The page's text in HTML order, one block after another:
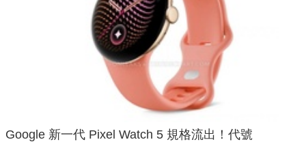
Google 新一代 Pixel Watch 5 規格流出！代號